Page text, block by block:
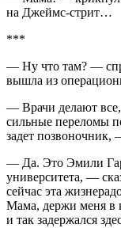
на Джеймс-стрит…
***
— Ну что там? —
вышла из
— Врачи делают
сильные переломы
задет позвоночник,
— Да. Это Эмили
университета, —
сейчас эта
Мама, держи меня в
и так задержался